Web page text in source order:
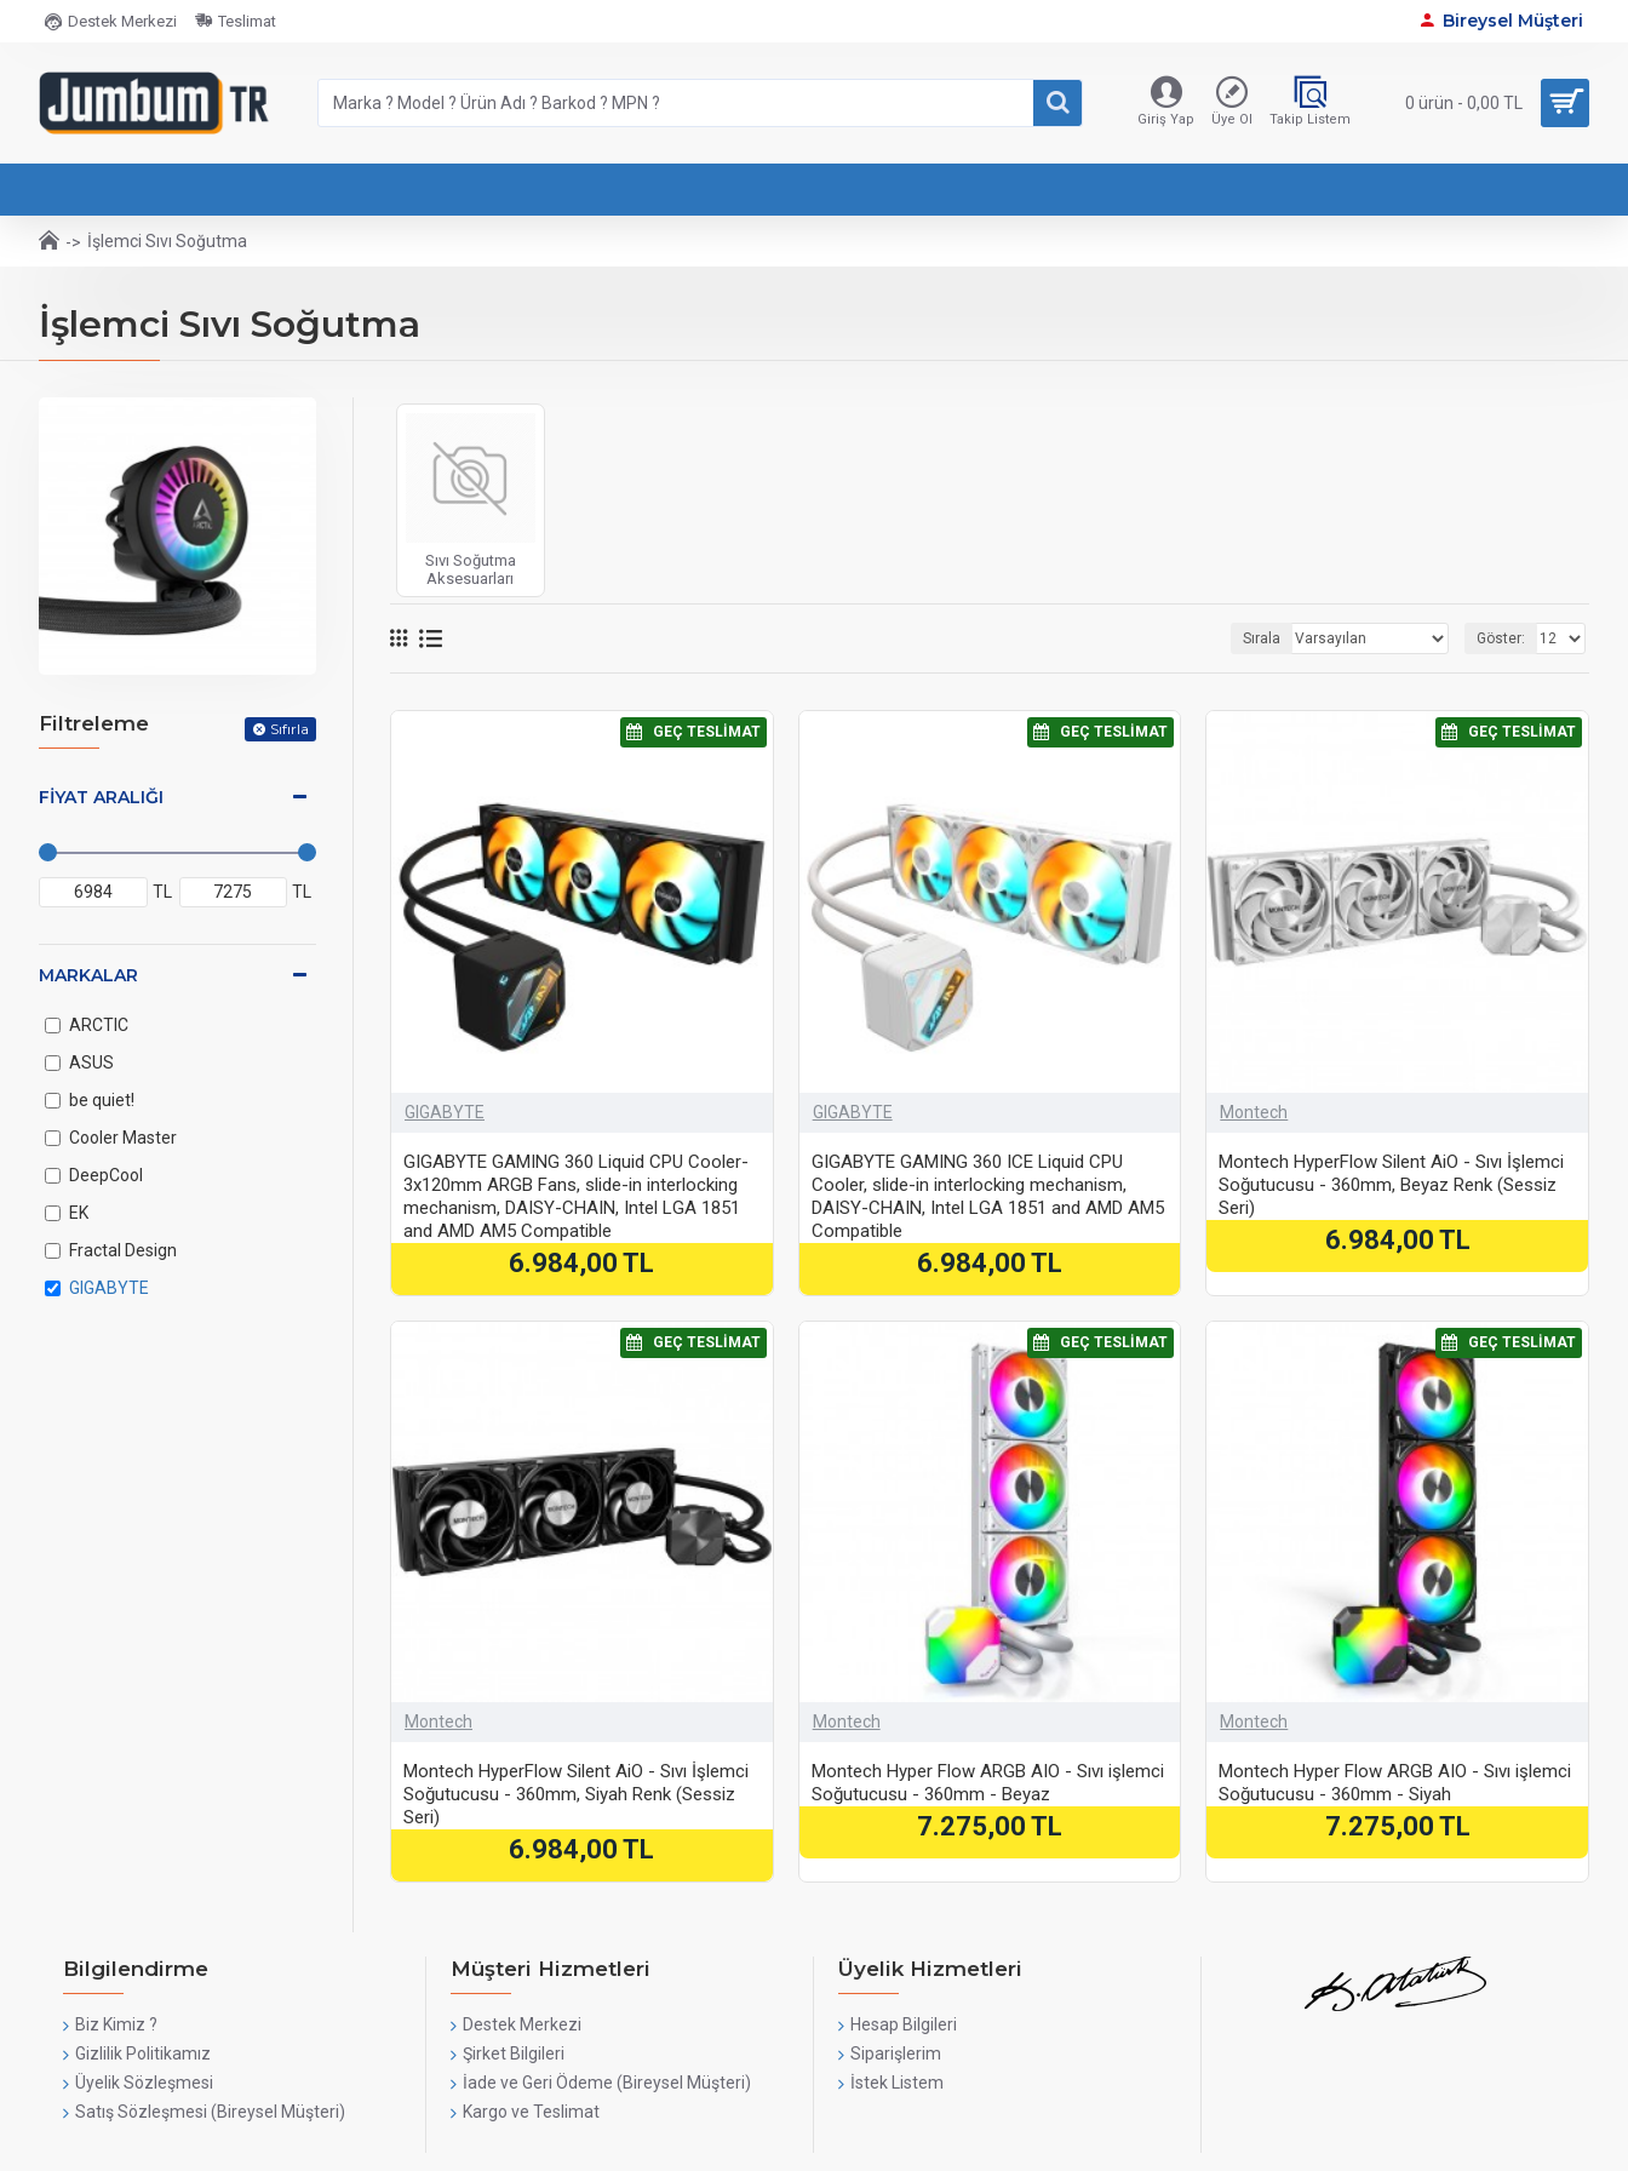
Destek Merkezi Teslimat Bireysel Müşteri
Giriş Yap Üye Ol Takip Listem
0 ürün - 0,00 TL
İşlemci Sıvı Soğutma
İşlemci Sıvı Soğutma
Filtreleme Sıfırla
FIYAT ARALIĞI
TL TL
MARKALAR
ARCTIC
ASUS
be quiet!
Cooler Master
DeepCool
EK
Fractal Design
GIGABYTE
Sıvı Soğutma
Aksesuarları
Sırala Göster:
⠀GEÇ TESLIMAT
GIGABYTE
GIGABYTE GAMING 360 Liquid CPU Cooler-
3x120mm ARGB Fans, slide-in interlocking
mechanism, DAISY-CHAIN, Intel LGA 1851
and AMD AM5 Compatible
6.984,00 TL
⠀GEÇ TESLIMAT
GIGABYTE
GIGABYTE GAMING 360 ICE Liquid CPU
Cooler, slide-in interlocking mechanism,
DAISY-CHAIN, Intel LGA 1851 and AMD AM5
Compatible
6.984,00 TL
⠀GEÇ TESLIMAT
Montech
Montech HyperFlow Silent AiO - Sıvı İşlemci
Soğutucusu - 360mm, Beyaz Renk (Sessiz
Seri)
6.984,00 TL
⠀GEÇ TESLIMAT
Montech
Montech HyperFlow Silent AiO - Sıvı İşlemci
Soğutucusu - 360mm, Siyah Renk (Sessiz
Seri)
6.984,00 TL
⠀GEÇ TESLIMAT
Montech
Montech Hyper Flow ARGB AIO - Sıvı işlemci
Soğutucusu - 360mm - Beyaz
7.275,00 TL
⠀GEÇ TESLIMAT
Montech
Montech Hyper Flow ARGB AIO - Sıvı işlemci
Soğutucusu - 360mm - Siyah
7.275,00 TL
Bilgilendirme
Biz Kimiz ?
Gizlilik Politikamız
Üyelik Sözleşmesi
Satış Sözleşmesi (Bireysel Müşteri)
Müşteri Hizmetleri
Destek Merkezi
Şirket Bilgileri
İade ve Geri Ödeme (Bireysel Müşteri)
Kargo ve Teslimat
Üyelik Hizmetleri
Hesap Bilgileri
Siparişlerim
İstek Listem